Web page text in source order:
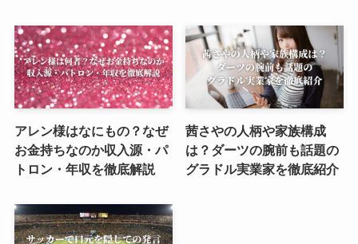
アレン様はなにもの？なぜ
お金持ちなのか収入源・パ
トロン・年収を徹底解説
茜さやの人柄や家族構成
は？ダーツの腕前も話題の
グラドル実業家を徹底紹介